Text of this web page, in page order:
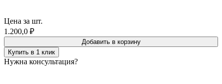
Цена за шт.
1.200,0 ₽
Добавить в корзину
Купить в 1 клик
Нужна консультация?